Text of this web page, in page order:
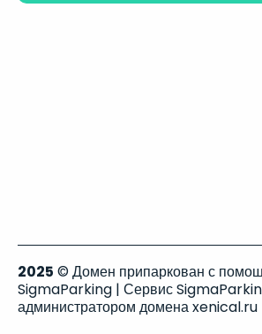
2025 © Домен припаркован с
SigmaParking | Сервис
администратором домена xenical.ru